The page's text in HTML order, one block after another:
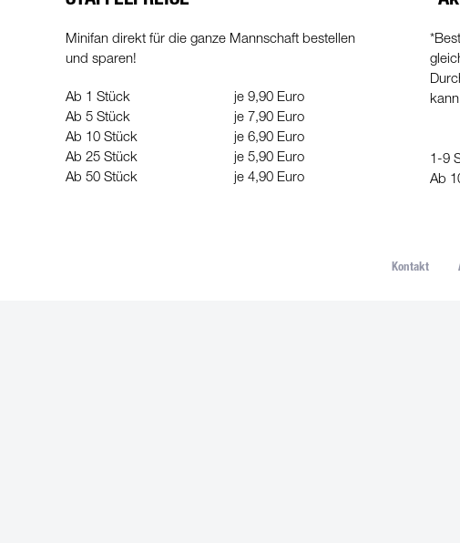
Minifan direkt für die ganze Mannschaft bestellen
und sparen!
Ab 1 Stück
je 9,90 Euro
Ab 5 Stück
je 7,90 Euro
Ab 10 Stück
je 6,90 Euro
Ab 25 Stück
je 5,90 Euro
Ab 50 Stück
je 4,90 Euro
1-9
Ab
Kontakt